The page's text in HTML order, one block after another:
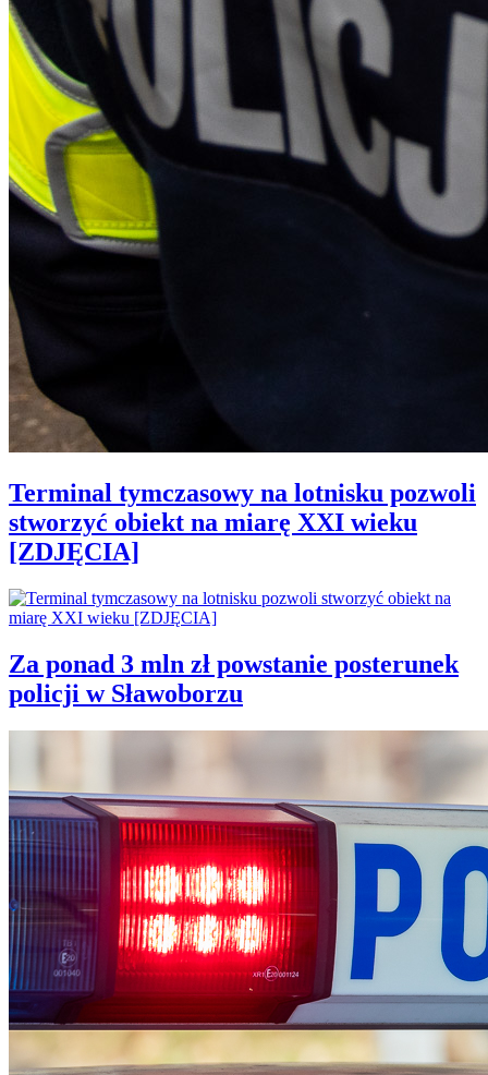
Terminal tymczasowy na lotnisku pozwoli
stworzyć obiekt na miarę XXI wieku
[ZDJĘCIA]
Za ponad 3 mln zł powstanie posterunek
policji w Sławoborzu